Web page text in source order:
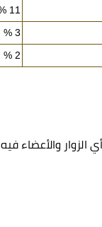
11 %
3 %
2 %
الزوار والأعضاء فيه